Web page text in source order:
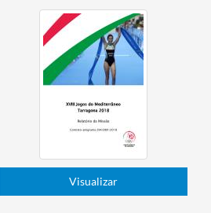
Visualizar